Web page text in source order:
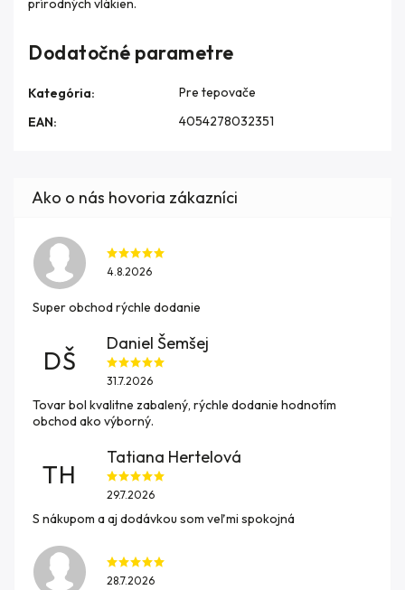
Dodatočné parametre
Kategória:
Pre tepovače
EAN: 4054278032351
4.8.2026
Super obchod rýchle dodanie
DŠ
Daniel Šemšej
31.7.2026
Tovar bol kvalitne zabalený, rýchle dodanie hodnotím
obchod ako výborný.
TH
Tatiana Hertelová
29.7.2026
S nákupom a aj dodávkou som veľmi spokojná
28.7.2026